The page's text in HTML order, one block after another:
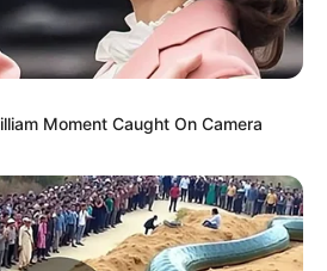
Moment Caught On Camera